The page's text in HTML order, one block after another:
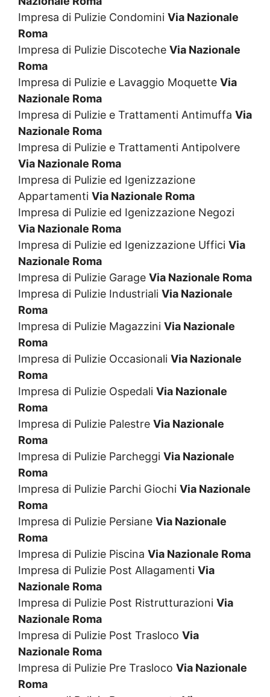
Impresa di Pulizie Condomini Via Nazionale
Roma
Impresa di Pulizie Discoteche Via Nazionale
Roma
Impresa di Pulizie e Lavaggio Moquette Via
Nazionale Roma
Impresa di Pulizie e Trattamenti Antimuffa Via
Nazionale Roma
Impresa di Pulizie e Trattamenti Antipolvere
Via Nazionale Roma
Impresa di Pulizie ed Igenizzazione
Appartamenti Via Nazionale Roma
Impresa di Pulizie ed Igenizzazione Negozi
Via Nazionale Roma
Impresa di Pulizie ed Igenizzazione Uffici Via
Nazionale Roma
Impresa di Pulizie Garage Via Nazionale Roma
Impresa di Pulizie Industriali Via Nazionale
Roma
Impresa di Pulizie Magazzini Via Nazionale
Roma
Impresa di Pulizie Occasionali Via Nazionale
Roma
Impresa di Pulizie Ospedali Via Nazionale
Roma
Impresa di Pulizie Palestre Via Nazionale
Roma
Impresa di Pulizie Parcheggi Via Nazionale
Roma
Impresa di Pulizie Parchi Giochi Via Nazionale
Roma
Impresa di Pulizie Persiane Via Nazionale
Roma
Impresa di Pulizie Piscina Via Nazionale Roma
Impresa di Pulizie Post Allagamenti Via
Nazionale Roma
Impresa di Pulizie Post Ristrutturazioni Via
Nazionale Roma
Impresa di Pulizie Post Trasloco Via
Nazionale Roma
Impresa di Pulizie Pre Trasloco Via Nazionale
Roma